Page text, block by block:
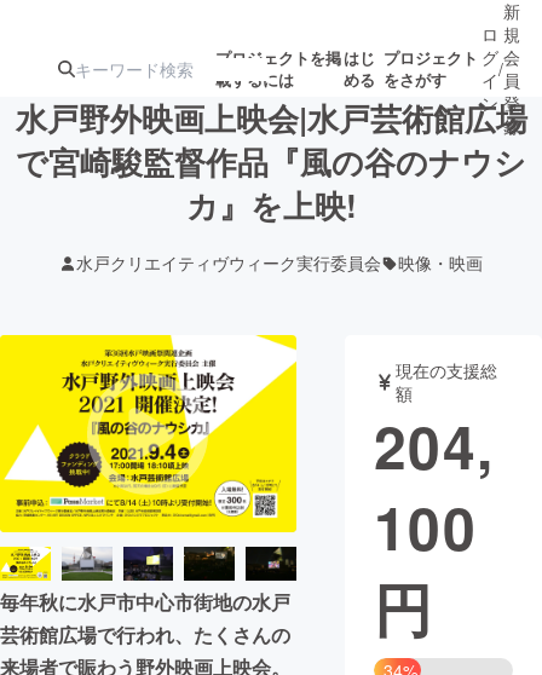
プロジェクトを掲
載するには
はじ
める
プロジェクト
をさがす
注目の新着プロ
募集終了が近いプ
テクノロジー・ガジェット
映像・映画 書籍・雑誌
ビジネス・起業 チャレンジ
まちづくり・地域活性化
CAMPFIRE for Social Good
CAMPFIRE Creation
ロ
グ
イ
ン
/
新
規
会
員
登
録
水戸野外映画上映会|水戸芸術館広場
で宮崎駿監督作品『風の谷のナウシ
カ』を上映!
水戸クリエイティヴウィーク実行委員会 映像・映画
毎年秋に水戸市中心市街地の水戸
芸術館広場で行われ、たくさんの
来場者で賑わう野外映画上映会。
現在の支援総
額
204,
100
円
34%